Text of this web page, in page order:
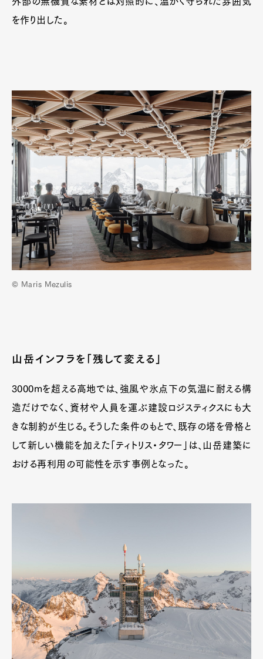
を作り出した。
© Maris Mezulis
山岳インフラを「残して変える」
3000mを超える高地では、強風や氷点下の気温に耐える構
造だけでなく、資材や人員を運ぶ建設ロジスティクスにも大
きな制約が生じる。そうした条件のもとで、既存の塔を骨格と
して新しい機能を加えた「ティトリス・タワー」は、山岳建築に
おける再利用の可能性を示す事例となった。